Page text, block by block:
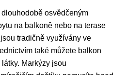
dlouhodobě osvědčeným
na balkoně nebo na terase
tradičně využívány ve
také můžete balkon
Markýzy jsou